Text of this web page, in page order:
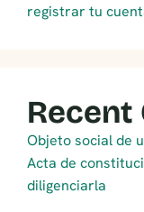
registrar tu
Recent
Objeto social de
Acta de
diligenciarla